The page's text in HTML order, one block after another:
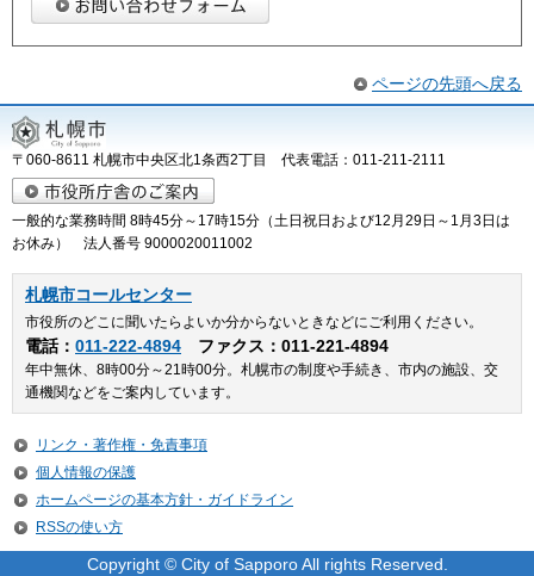
ページの先頭へ戻る
〒060-8611 札幌市中央区北1条西2丁目 代表電話：011-211-2111
一般的な業務時間 8時45分～17時15分（土日祝日および12月29日～1月3日は
お休み） 法人番号 9000020011002
札幌市コールセンター
市役所のどこに聞いたらよいか分からないときなどにご利用ください。
電話： 011-222-4894 ファクス：011-221-4894
年中無休、8時00分～21時00分。札幌市の制度や手続き、市内の施設、交
通機関などをご案内しています。
リンク・著作権・免責事項
個人情報の保護
ホームページの基本方針・ガイドライン
RSSの使い方
Copyright © City of Sapporo All rights Reserved.